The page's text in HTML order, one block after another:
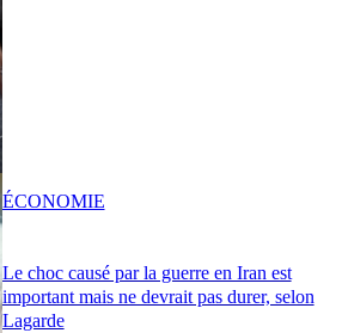
Le choc causé par la guerre en Iran est
important mais ne devrait pas durer, selon
Lagarde
ÉCONOMIE